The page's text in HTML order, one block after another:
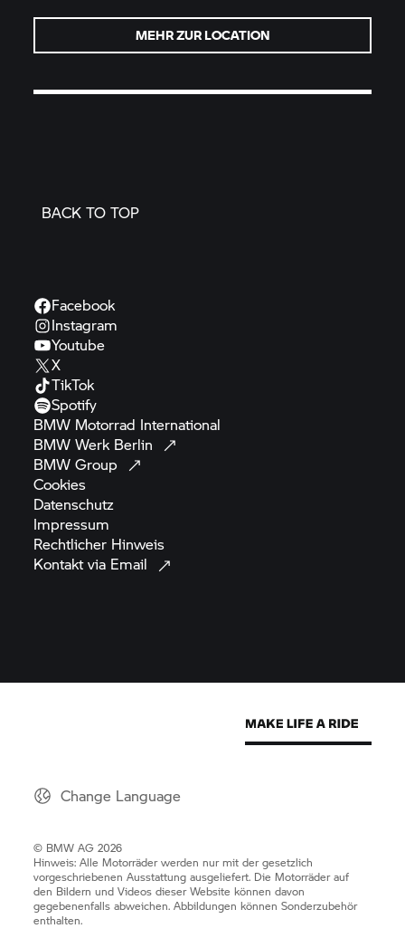
MEHR ZUR LOCATION
BACK TO TOP
Facebook
Instagram
Youtube
X
TikTok
Spotify
BMW Motorrad International
BMW Werk Berlin
BMWGroup
Cookies
Datenschutz
Impressum
Rechtlicher Hinweis
Kontakt via Email
Change Language
© BMW AG 2026
Hinweis: Alle Motorräder werden nur mit der gesetzlich
vorgeschriebenen Ausstattung ausgeliefert. Die Motorräder auf
den Bildern und Videos dieser Website können davon
gegebenenfalls abweichen. Abbildungen können Sonderzubehör
enthalten.